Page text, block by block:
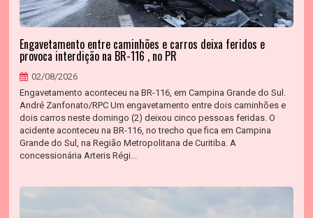
Engavetamento entre caminhões e carros deixa feridos e
provoca interdição na BR-116 , no PR
02/08/2026
Engavetamento aconteceu na BR-116, em Campina Grande do Sul.
André Zanfonato/RPC Um engavetamento entre dois caminhões e
dois carros neste domingo (2) deixou cinco pessoas feridas. O
acidente aconteceu na BR-116, no trecho que fica em Campina
Grande do Sul, na Região Metropolitana de Curitiba. A
concessionária Arteris Régi...